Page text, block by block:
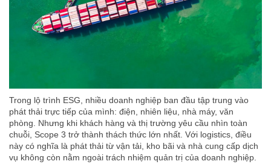
Trong lộ trình ESG, nhiều doanh nghiệp ban đầu tập trung vào
phát thải trực tiếp của mình: điện, nhiên liệu, nhà máy, văn
phòng. Nhưng khi khách hàng và thị trường yêu cầu nhìn toàn
chuỗi, Scope 3 trở thành thách thức lớn nhất. Với logistics, điều
này có nghĩa là phát thải từ vận tải, kho bãi và nhà cung cấp dịch
vụ không còn nằm ngoài trách nhiệm quản trị của doanh nghiệp.